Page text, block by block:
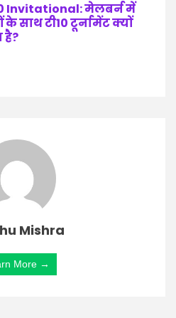
Invitational: मेलबर्न में
साथ टी10 टूर्नामेंट क्यों
है?
Mishra
More →